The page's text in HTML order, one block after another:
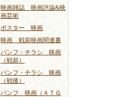
映画雑誌 映画評論&映
画芸術
ポスター 映画
映画 戦前映画関連書
パンフ・チラシ 映画
（戦前）
パンフ・チラシ 映画
（戦後）
パンフ 映画（ＡＴＧ